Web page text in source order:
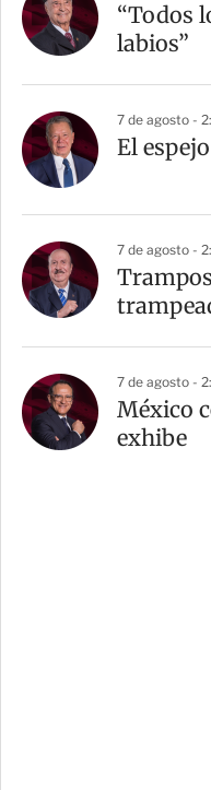
“Todos
labios”
7 de agosto -
El
7 de agosto -
7 de agosto -
México
exhibe